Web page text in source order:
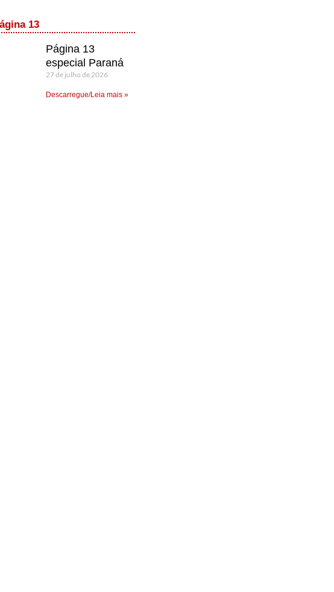
13
Página 13
especial Paraná
27 de julho de 2026
Descarregue/Leia mais »